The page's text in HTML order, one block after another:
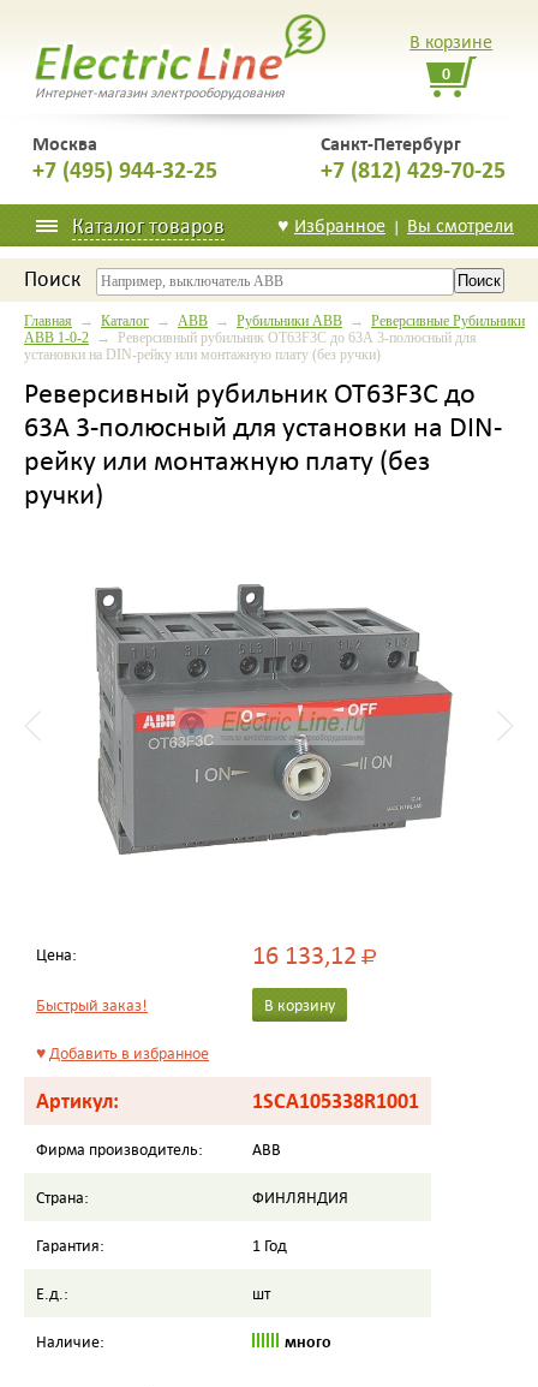
Интернет-магазин электрооборудования
Москва
+7 (495) 944-32-25
Санкт-Петербург
+7 (812) 429-70-25
В корзине
0
Каталог товаров ♥ Избранное | Вы смотрели
Поиск
Главная → Каталог → ABB → Рубильники АВВ → Реверсивные Рубильники
АВВ 1-0-2 → Реверсивный рубильник OT63F3C до 63А 3-полюсный для
установки на DIN-рейку или монтажную плату (без ручки)
Реверсивный рубильник OT63F3C до
63А 3-полюсный для установки на DIN-
рейку или монтажную плату (без
ручки)
Цена: 16 133,12Р
Быстрый заказ! В корзину
♥Добавить в избранное
Артикул: 1SCA105338R1001
Фирма производитель: ABB
Страна: ФИНЛЯНДИЯ
Гарантия: 1 Год
Е.д.: шт
Наличие: много